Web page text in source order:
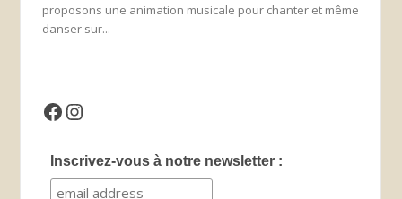
proposons une animation musicale pour chanter et même
danser sur...
Facebook
Instagram
Inscrivez-vous à notre newsletter :